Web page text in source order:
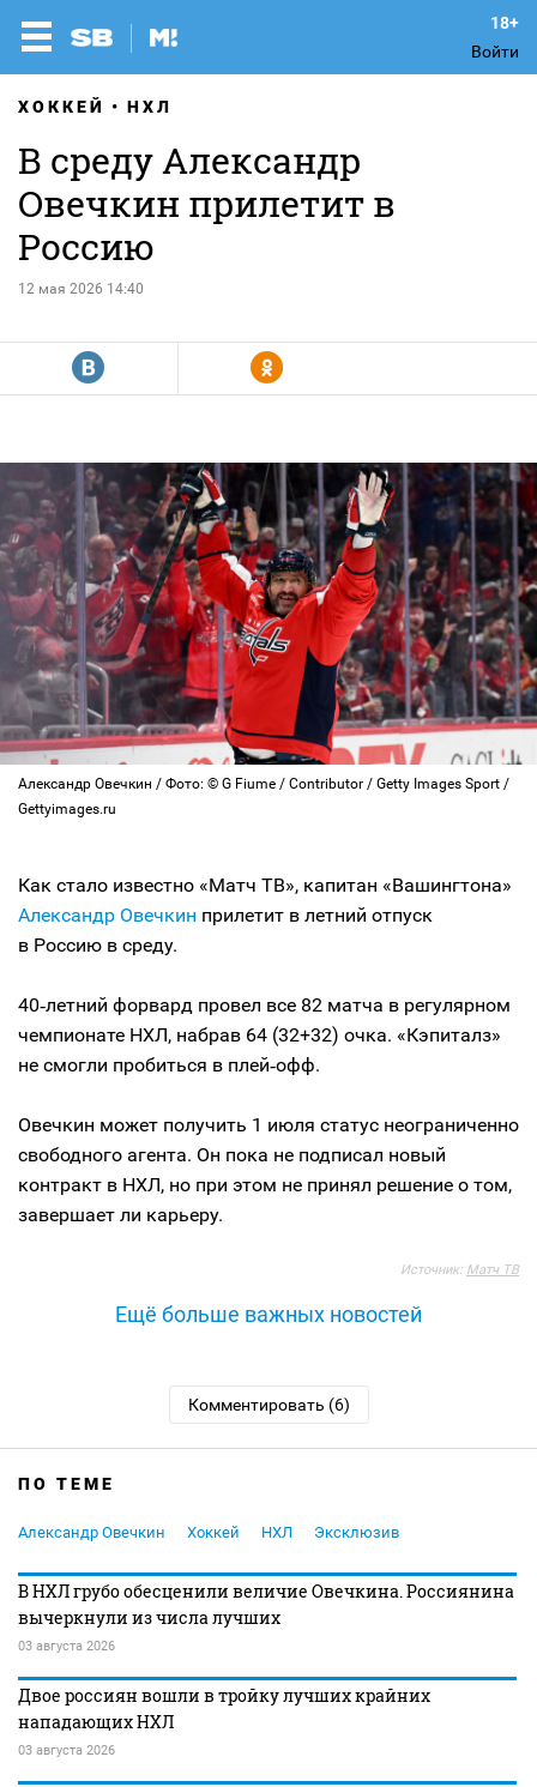
Войти
ХОККЕЙ НХЛ
В среду Александр
Овечкин прилетит в
Россию
12 мая 2026 14:40
R Y
Александр Овечкин / Фото: © G Fiume / Contributor / Getty Images Sport /
Gettyimages.ru
Как стало известно «Матч ТВ», капитан «Вашингтона»
Александр Овечкин прилетит в летний отпуск
в Россию в среду.
40‑летний форвард провел все 82 матча в регулярном
чемпионате НХЛ, набрав 64 (32+32) очка. «Кэпиталз»
не смогли пробиться в плей‑офф.
Овечкин может получить 1 июля статус неограниченно
свободного агента. Он пока не подписал новый
контракт в НХЛ, но при этом не принял решение о том,
завершает ли карьеру.
Источник: Матч ТВ
Ещё больше важных новостей
Комментировать (6)
ПО ТЕМЕ
Александр Овечкин Хоккей НХЛ Эксклюзив
В НХЛ грубо обесценили величие Овечкина. Россиянина
вычеркнули из числа лучших
03 августа 2026
Двое россиян вошли в тройку лучших крайних
нападающих НХЛ
03 августа 2026